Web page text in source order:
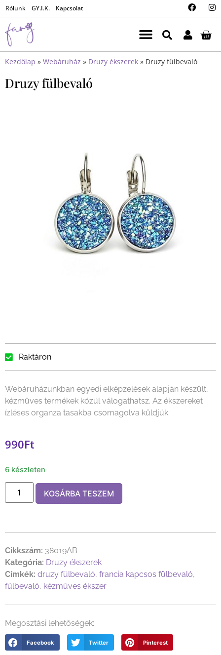
Rólunk GY.I.K. Kapcsolat
Kezdőlap » Webáruház » Druzy ékszerek » Druzy fülbevaló
Druzy fülbevaló
Raktáron
Webáruházunkban egyedi elképzelések alapján készült,
kézműves termékek közül válogathatsz. Az ékszereket
ízléses organza tasakba csomagolva küldjük.
990Ft
6 készleten
KOSÁRBA TESZEM
Cikkszám: 38019AB
Kategória: Druzy ékszerek
Címkék: druzy fülbevaló, francia kapcsos fülbevaló,
fülbevaló, kézműves ékszer
Megosztási lehetőségek:
Facebook Twitter Pinterest